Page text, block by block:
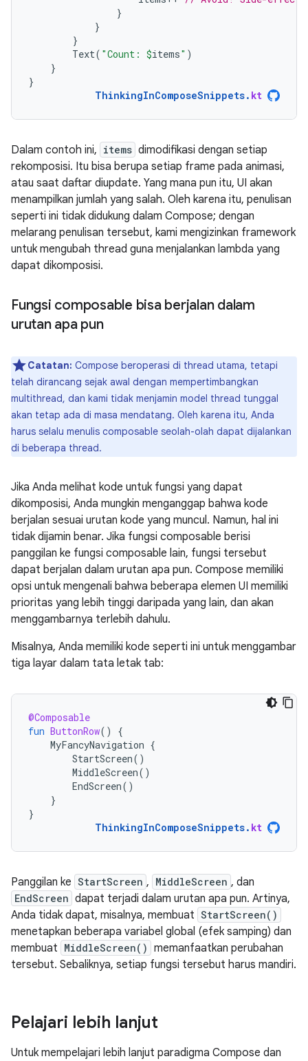
}
}
}
Text( "Count: $items" )
}
}
ThinkingInComposeSnippets. kt
Dalam contoh ini, items dimodifikasi dengan setiap
rekomposisi. Itu bisa berupa setiap frame pada animasi,
atau saat daftar diupdate. Yang mana pun itu, UI akan
menampilkan jumlah yang salah. Oleh karena itu, penulisan
seperti ini tidak didukung dalam Compose; dengan
melarang penulisan tersebut, kami mengizinkan framework
untuk mengubah thread guna menjalankan lambda yang
dapat dikomposisi.
Fungsi composable bisa berjalan dalam
urutan apa pun
Catatan: Compose beroperasi di thread utama, tetapi
telah dirancang sejak awal dengan mempertimbangkan
multithread, dan kami tidak menjamin model thread tunggal
akan tetap ada di masa mendatang. Oleh karena itu, Anda
harus selalu menulis composable seolah-olah dapat dijalankan
di beberapa thread.
Jika Anda melihat kode untuk fungsi yang dapat
dikomposisi, Anda mungkin menganggap bahwa kode
berjalan sesuai urutan kode yang muncul. Namun, hal ini
tidak dijamin benar. Jika fungsi composable berisi
panggilan ke fungsi composable lain, fungsi tersebut
dapat berjalan dalam urutan apa pun. Compose memiliki
opsi untuk mengenali bahwa beberapa elemen UI memiliki
prioritas yang lebih tinggi daripada yang lain, dan akan
menggambarnya terlebih dahulu.
Misalnya, Anda memiliki kode seperti ini untuk menggambar
tiga layar dalam tata letak tab:
@Composable
fun ButtonRow()
{
MyFancyNavigation {
StartScreen()
MiddleScreen()
EndScreen()
}
}
ThinkingInComposeSnippets. kt
Panggilan ke StartScreen , MiddleScreen , dan
EndScreen dapat terjadi dalam urutan apa pun. Artinya,
Anda tidak dapat, misalnya, membuat StartScreen()
menetapkan beberapa variabel global (efek samping) dan
membuat MiddleScreen() memanfaatkan perubahan
tersebut. Sebaliknya, setiap fungsi tersebut harus mandiri.
Pelajari lebih lanjut
Untuk mempelajari lebih lanjut paradigma Compose dan